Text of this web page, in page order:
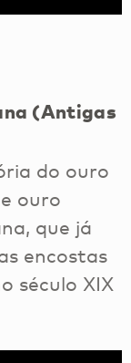
(Antigas
do ouro
ouro
que já
encostas
século XIX